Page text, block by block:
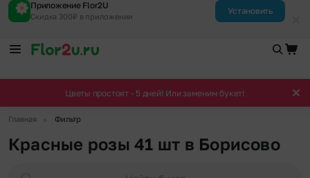
Приложение Flor2U
Скидка 300₽ в приложении
Установить
Цветы простоят - 5 дней! Или заменим букет!
Главная Фильтр
Красные розы 41 шт в Борисово